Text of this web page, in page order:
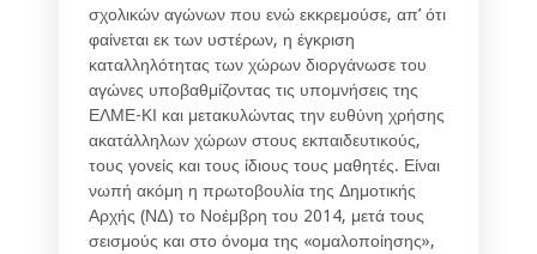
σχολικών αγώνων που ενώ εκκρεμούσε, απ’ ότι
φαίνεται εκ των υστέρων, η έγκριση
καταλληλότητας των χώρων διοργάνωσε του
αγώνες υποβαθμίζοντας τις υπομνήσεις της
ΕΛΜΕ-ΚΙ και μετακυλώντας την ευθύνη χρήσης
ακατάλληλων χώρων στους εκπαιδευτικούς,
τους γονείς και τους ίδιους τους μαθητές. Είναι
νωπή ακόμη η πρωτοβουλία της Δημοτικής
Αρχής (ΝΔ) το Νοέμβρη του 2014, μετά τους
σεισμούς και στο όνομα της «ομαλοποίησης»,